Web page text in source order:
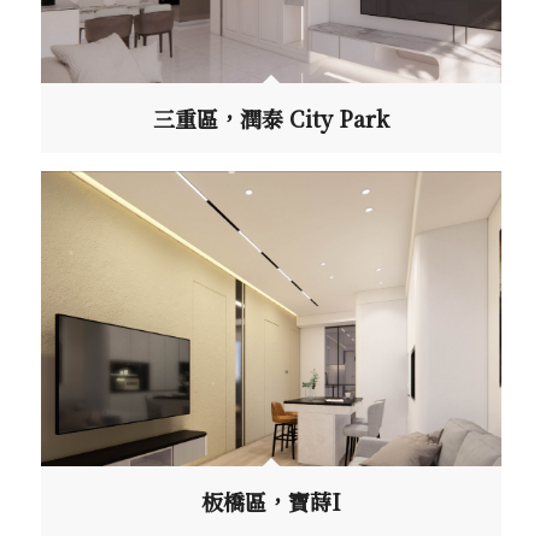
三重區，潤泰 City Park
板橋區，寶蒔I